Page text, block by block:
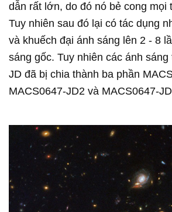
dẫn rất lớn, do đó nó bẻ cong mọi
Tuy nhiên sau đó lại có tác dụng
và khuếch đại ánh sáng lên 2 - 8
sáng gốc. Tuy nhiên các ánh
JD đã bị chia thành ba phần
MACS0647-JD2 và MACS0647-